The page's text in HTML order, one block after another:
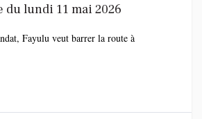
du lundi 11 mai 2026
Fayulu veut barrer la route à